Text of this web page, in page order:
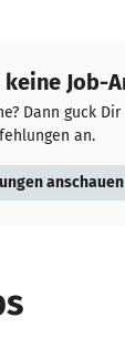
Job-
Dann guck
an.
anschauen